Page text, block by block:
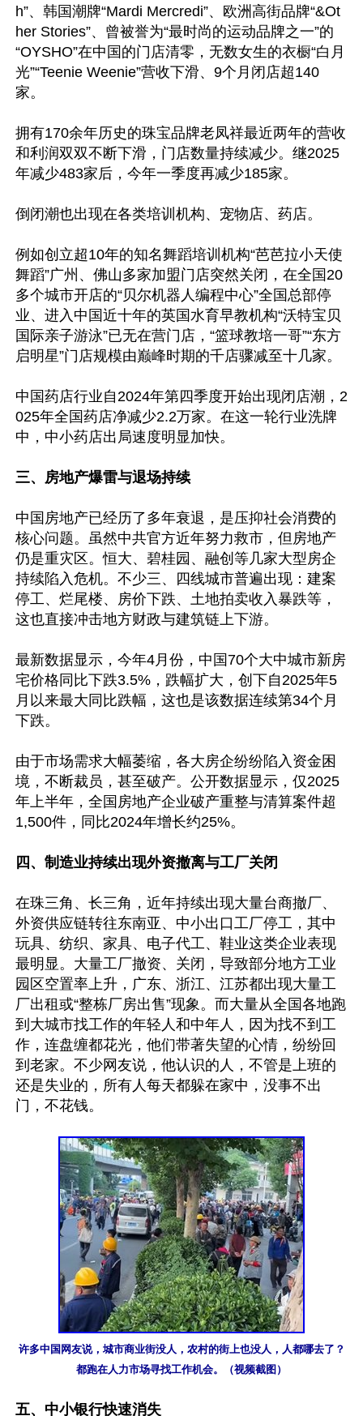
h”、韩国潮牌“Mardi Mercredi”、欧洲高街品牌“&Ot
her Stories”、曾被誉为“最时尚的运动品牌之一”的
“OYSHO”在中国的门店清零，无数女生的衣橱“白月
光”“Teenie Weenie”营收下滑、9个月闭店超140
家。
拥有170余年历史的珠宝品牌老凤祥最近两年的营收
和利润双双不断下滑，门店数量持续减少。继2025
年减少483家后，今年一季度再减少185家。
倒闭潮也出现在各类培训机构、宠物店、药店。
例如创立超10年的知名舞蹈培训机构“芭芭拉小天使
舞蹈”广州、佛山多家加盟门店突然关闭，在全国20
多个城市开店的“贝尔机器人编程中心”全国总部停
业、进入中国近十年的英国水育早教机构“沃特宝贝
国际亲子游泳”已无在营门店，“篮球教培一哥”“东方
启明星”门店规模由巅峰时期的千店骤减至十几家。
中国药店行业自2024年第四季度开始出现闭店潮，2
025年全国药店净减少2.2万家。在这一轮行业洗牌
中，中小药店出局速度明显加快。
三、房地产爆雷与退场持续
中国房地产已经历了多年衰退，是压抑社会消费的
核心问题。虽然中共官方近年努力救市，但房地产
仍是重灾区。恒大、碧桂园、融创等几家大型房企
持续陷入危机。不少三、四线城市普遍出现：建案
停工、烂尾楼、房价下跌、土地拍卖收入暴跌等，
这也直接冲击地方财政与建筑链上下游。
最新数据显示，今年4月份，中国70个大中城市新房
宅价格同比下跌3.5%，跌幅扩大，创下自2025年5
月以来最大同比跌幅，这也是该数据连续第34个月
下跌。
由于市场需求大幅萎缩，各大房企纷纷陷入资金困
境，不断裁员，甚至破产。公开数据显示，仅2025
年上半年，全国房地产企业破产重整与清算案件超
1,500件，同比2024年增长约25%。
四、制造业持续出现外资撤离与工厂关闭
在珠三角、长三角，近年持续出现大量台商撤厂、
外资供应链转往东南亚、中小出口工厂停工，其中
玩具、纺织、家具、电子代工、鞋业这类企业表现
最明显。大量工厂撤资、关闭，导致部分地方工业
园区空置率上升，广东、浙江、江苏都出现大量工
厂出租或“整栋厂房出售”现象。而大量从全国各地跑
到大城市找工作的年轻人和中年人，因为找不到工
作，连盘缠都花光，他们带著失望的心情，纷纷回
到老家。不少网友说，他认识的人，不管是上班的
还是失业的，所有人每天都躲在家中，没事不出
门，不花钱。
许多中国网友说，城市商业街没人，农村的街上也没人，人都哪去了？
都跑在人力市场寻找工作机会。（视频截图）
五、中小银行快速消失